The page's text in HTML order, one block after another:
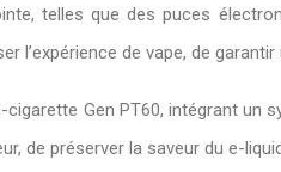
telles que des puces
de vape, de
Gen PT60, intégrant
de préserver la saveur du e-